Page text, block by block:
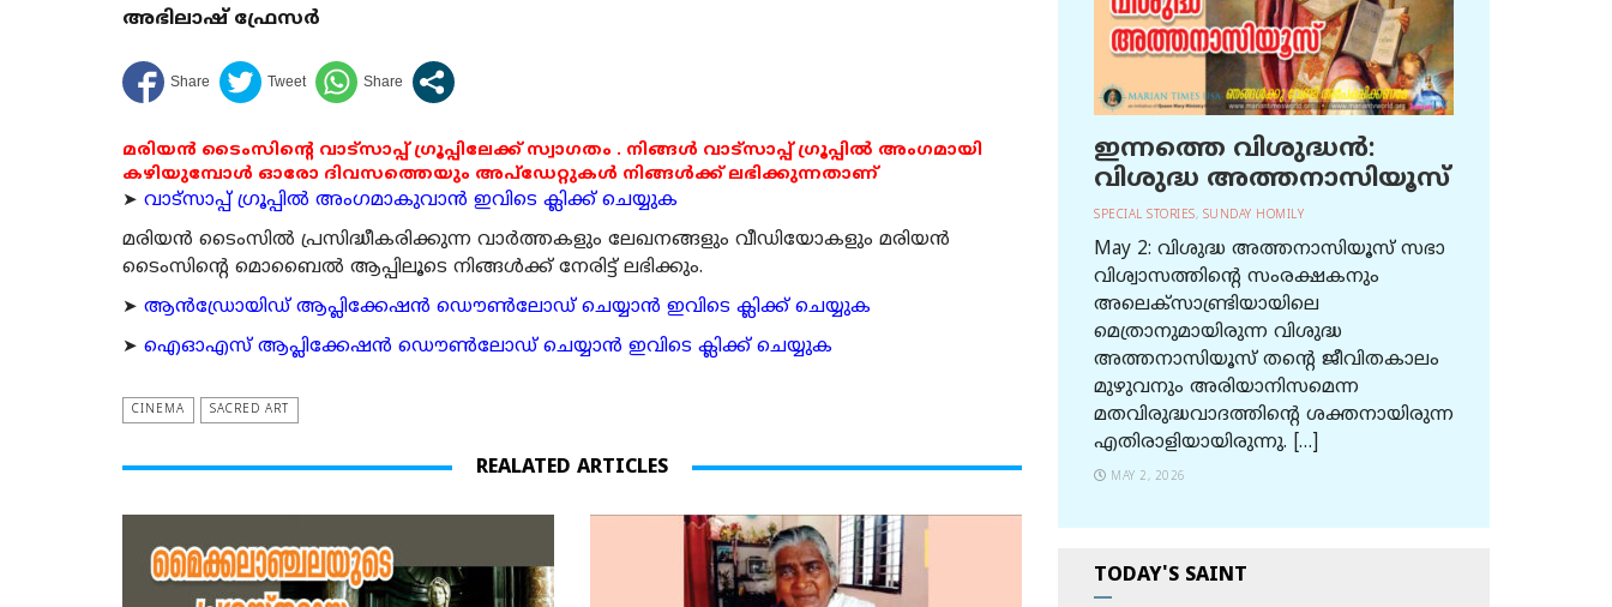
അഭിലാഷ് ഫ്രേസര്‍
മരിയൻ ടൈംസിന്റെ വാട്സാപ്പ് ഗ്രൂപ്പിലേക്ക് സ്വാഗതം . നിങ്ങൾ വാട്സാപ്പ് ഗ്രൂപ്പിൽ അംഗമായി
കഴിയുമ്പോൾ ഓരോ ദിവസത്തെയും അപ്ഡേറ്റുകൾ നിങ്ങൾക്ക് ലഭിക്കുന്നതാണ്
➤ വാട്സാപ്പ് ഗ്രൂപ്പിൽ അംഗമാകുവാൻ ഇവിടെ ക്ലിക്ക് ചെയ്യുക
മരിയന്‍ ടൈംസില്‍ പ്രസിദ്ധീകരിക്കുന്ന വാര്‍ത്തകളും ലേഖനങ്ങളും വീഡിയോകളും മരിയന്‍
ടൈംസിന്റെ മൊബൈല്‍ ആപ്പിലൂടെ നിങ്ങള്‍ക്ക് നേരിട്ട് ലഭിക്കും.
➤ ആന്‍ഡ്രോയിഡ് ആപ്ലിക്കേഷന്‍ ഡൌണ്‍ലോഡ് ചെയ്യാന്‍ ഇവിടെ ക്ലിക്ക് ചെയ്യുക
➤ ഐഓഎസ് ആപ്ലിക്കേഷന്‍ ഡൌണ്‍ലോഡ് ചെയ്യാന്‍ ഇവിടെ ക്ലിക്ക് ചെയ്യുക
CINEMA SACRED ART
REALATED ARTICLES
ഇന്നത്തെ വിശുദ്ധന്‍:
വിശുദ്ധ അത്തനാസിയൂസ്
SPECIAL STORIES, SUNDAY HOMILY
May 2: വിശുദ്ധ അത്തനാസിയൂസ് സഭാ
വിശ്വാസത്തിന്റെ സംരക്ഷകനും
അലെക്സാണ്ട്രിയായിലെ
മെത്രാനുമായിരുന്ന വിശുദ്ധ
അത്തനാസിയൂസ് തന്റെ ജീവിതകാലം
മുഴുവനും അരിയാനിസമെന്ന
മതവിരുദ്ധവാദത്തിന്റെ ശക്തനായിരുന്ന
എതിരാളിയായിരുന്നു. […]
MAY 2, 2026
TODAY'S SAINT